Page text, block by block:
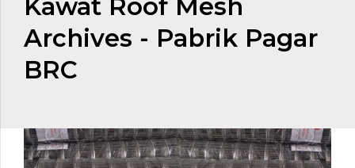
Kawat Roof Mesh
Archives - Pabrik Pagar
BRC